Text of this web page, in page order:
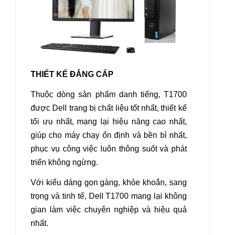
THIẾT KẾ ĐẲNG CẤP
Thuộc dòng sản phẩm danh tiếng, T1700
được Dell trang bị chất liệu tốt nhất, thiết kế
tối ưu nhất, mang lại hiệu năng cao nhất,
giúp cho máy chạy ổn định và bền bỉ nhất,
phục vụ công việc luôn thông suốt và phát
triển không ngừng.
Với kiểu dáng gọn gàng, khỏe khoắn, sang
trọng và tinh tế, Dell T1700 mang lại không
gian làm việc chuyên nghiệp và hiệu quả
nhất.